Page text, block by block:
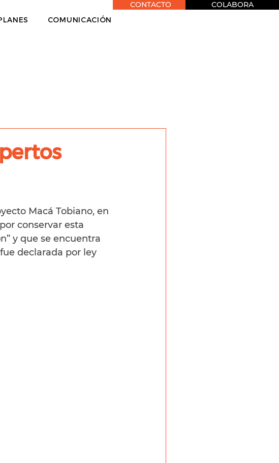
COMUNICACIÓN
CONTACTO COLABORA
Macá Tobiano, en
conservar esta
y que se encuentra
declarada por ley